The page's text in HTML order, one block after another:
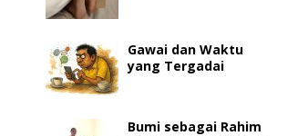
Gawai dan Waktu
yang Tergadai
Bumi sebagai Rahim